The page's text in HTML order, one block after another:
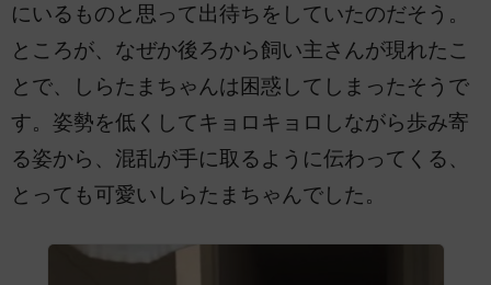
にいるものと思って出待ちをしていたのだそう。
ところが、なぜか後ろから飼い主さんが現れたこ
とで、しらたまちゃんは困惑してしまったそうで
す。姿勢を低くしてキョロキョロしながら歩み寄
る姿から、混乱が手に取るように伝わってくる、
とっても可愛いしらたまちゃんでした。